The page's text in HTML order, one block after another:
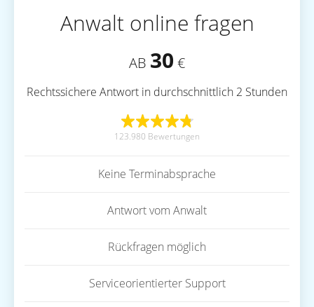
Anwalt online fragen
AB 30 €
Rechtssichere Antwort in durchschnittlich 2 Stunden
123.980 Bewertungen
Keine Terminabsprache
Antwort vom Anwalt
Rückfragen möglich
Serviceorientierter Support